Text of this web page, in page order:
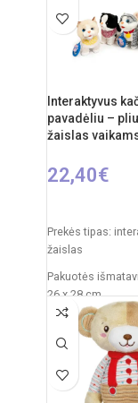
Interaktyvus
pavadėliu –
žaislas
22,40€
Prekės tipas:
žaislas
Pakuotės
26 x 28 cm
Žaislo
27 cm
nuo 3 metų